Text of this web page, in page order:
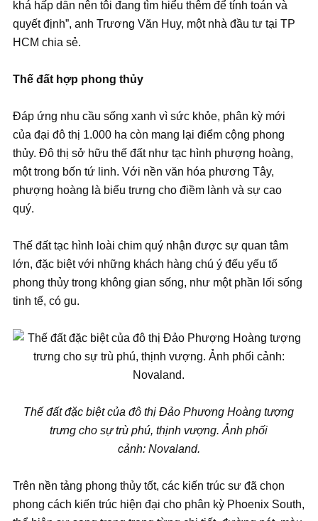
khá hấp dẫn nên tôi đang tìm hiểu thêm để tính toán và
quyết định”, anh Trương Văn Huy, một nhà đầu tư tại TP
HCM chia sẻ.
Thế đất hợp phong thủy
Đáp ứng nhu cầu sống xanh vì sức khỏe, phân kỳ mới
của đại đô thị 1.000 ha còn mang lại điểm cộng phong
thủy. Đô thị sở hữu thế đất như tạc hình phượng hoàng,
một trong bốn tứ linh. Với nền văn hóa phương Tây,
phượng hoàng là biểu trưng cho điềm lành và sự cao
quý.
Thế đất tạc hình loài chim quý nhận được sự quan tâm
lớn, đặc biệt với những khách hàng chú ý đếu yếu tố
phong thủy trong không gian sống, như một phần lối sống
tinh tế, có gu.
Thế đất đặc biệt của đô thị Đảo Phượng Hoàng tượng
trưng cho sự trù phú, thịnh vượng. Ảnh phối
cảnh: Novaland.
Trên nền tảng phong thủy tốt, các kiến trúc sư đã chọn
phong cách kiến trúc hiện đại cho phân kỳ Phoenix South,